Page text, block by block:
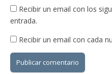
Recibir un email con los
entrada.
Recibir un email con cada